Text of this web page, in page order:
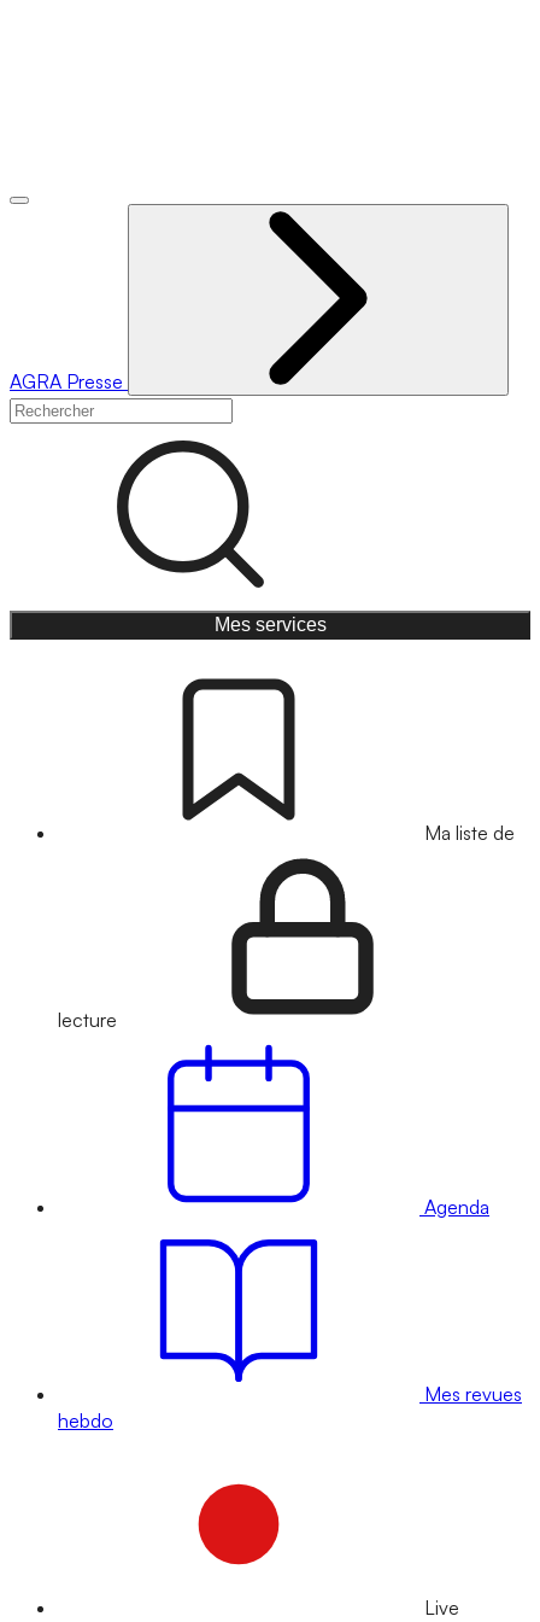
AGRA Presse
Mes services
Ma liste de
lecture
Agenda
Mes revues
hebdo
Live